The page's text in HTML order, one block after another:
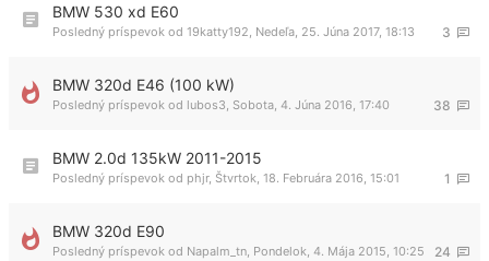
BMW 530 xd E60
3
Posledný príspevok od 19katty192 Nedeľa, 25. Júna 2017, 18:13
BMW 320d E46 (100 kW)
38
Posledný príspevok od lubos3 Sobota, 4. Júna 2016, 17:40
BMW 2.0d 135kW 2011-2015
1
Posledný príspevok od phjr, Štvrtok, 18. Februára 2016, 15:01
BMW 320d E90
24
Posledný príspevok od Napalm_tn Pondelok, 4. Mája 2015, 10:25